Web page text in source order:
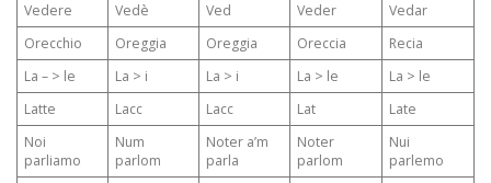
Vedere Vedè Ved Veder
Vedar
Orecchio
Oreggia Oreggia Oreccia
Recia
La – > le
La > i La > i La > le
La > le
Latte
Lacc Lacc Lat
Late
Noi
parliamo
Num
parlom
Noter a’m
parla
Noter
parlom
Nui
parlemo